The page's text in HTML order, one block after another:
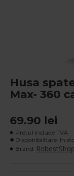
Husa
Max- 360
69.90 lei
Pretul include TVA
Disponibilitate: In
Brand: